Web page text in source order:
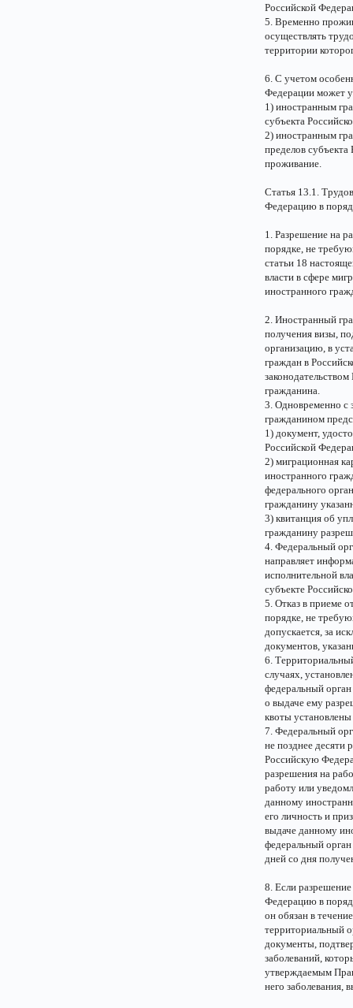
Российской
5. Временно
осуществлять
территории
6. С учетом
Федерации может
1) иностранным
субъекта
2) иностранным
пределов
проживание.
Статья 13.1.
Федерацию в
1. Разрешение на
порядке, не
статьи 18
власти в сфере
иностранного
2. Иностранный
получения визы,
организацию, в
граждан в
гражданина.
3. Одновременно с
гражданином
1) документ,
Российской
2) миграционная
иностранного
федерального
гражданину
3) квитанция об
гражданину
4. Федеральный
направляет
исполнительной
субъекте
5. Отказ в приеме
порядке, не
допускается, за
документов,
6.
случаях,
федеральный орган
о выдаче ему
квоты
7. Федеральный
не позднее десяти
Российскую
разрешения на
работу или
данному
его личность и
выдаче данному
федеральный
дней со дня
8. Если
Федерацию в
он обязан в
территориальный
документы,
заболеваний,
утверждаемым
него заболевания,